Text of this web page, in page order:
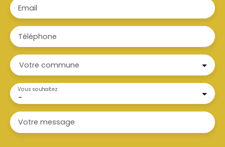
Email
Téléphone
Votre commune
-
Vous souhaitez
Votre message